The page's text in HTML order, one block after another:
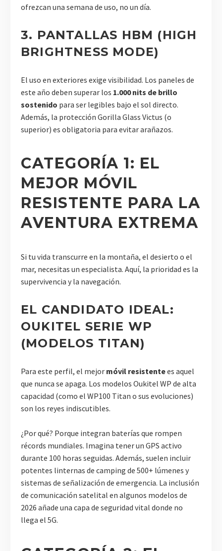
ofrezcan una semana de uso, no un día.
3. PANTALLAS HBM (HIGH
BRIGHTNESS MODE)
El uso en exteriores exige visibilidad. Los paneles de
este año deben superar los 1.000 nits de brillo
sostenido para ser legibles bajo el sol directo.
Además, la protección Gorilla Glass Victus (o
superior) es obligatoria para evitar arañazos.
CATEGORÍA 1: EL
MEJOR MÓVIL
RESISTENTE PARA LA
AVENTURA EXTREMA
Si tu vida transcurre en la montaña, el desierto o el
mar, necesitas un especialista. Aquí, la prioridad es la
supervivencia y la navegación.
EL CANDIDATO IDEAL:
OUKITEL SERIE WP
(MODELOS TITAN)
Para este perfil, el mejor móvil resistentees aquel
que nunca se apaga. Los modelos Oukitel WP de alta
capacidad (como el WP100 Titan o sus evoluciones)
son los reyes indiscutibles.
¿Por qué? Porque integran baterías que rompen
récords mundiales. Imagina tener un GPS activo
durante 100 horas seguidas. Además, suelen incluir
potentes linternas de camping de 500+ lúmenes y
sistemas de señalización de emergencia. La inclusión
de comunicación satelital en algunos modelos de
2026 añade una capa de seguridad vital donde no
llega el 5G.